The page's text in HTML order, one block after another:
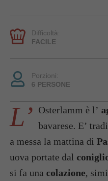
Difficoltà:
FACILE
Porzioni:
6 PERSONE
L’ Osterlamm è l’
bavarese. E’
a messa la mattina di
uova portate dal
si fa una colazione,